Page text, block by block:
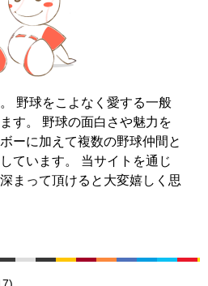
野球をこよなく愛する一般
す。 野球の面白さや魅力を
ーに加えて複数の野球仲間と
ています。 当サイトを通じ
まって頂けると大変嬉しく思